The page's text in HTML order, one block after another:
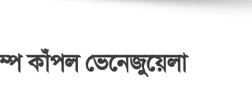
কাঁপল ভেনেজুয়েলা